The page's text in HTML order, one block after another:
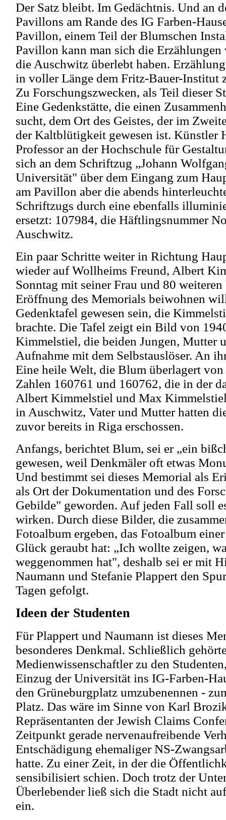
Der Satz bleibt. Im Gedächtnis. Und an
Pavillons am Rande des IG Farben-
Pavillon, einem Teil der Blumschen
Pavillon kann man sich die Erzählungen
die Auschwitz überlebt haben.
in voller Länge dem Fritz-Bauer-Institut
Zu Forschungszwecken, als Teil dieser
Eine Gedenkstätte, die einen
sucht, dem Ort des Geistes, der im
der Kaltblütigkeit gewesen ist. Künstler
Professor an der Hochschule für
sich an dem Schriftzug „Johann
Universität" über dem Eingang zum
am Pavillon aber die abends
Schriftzugs durch eine ebenfalls
ersetzt: 107984, die Häftlingsnummer
Auschwitz.
Ein paar Schritte weiter in Richtung
wieder auf Wollheims Freund, Albert
Sonntag mit seiner Frau und 80
Eröffnung des Memorials beiwohnen
Gedenktafel gewesen sein, die
brachte. Die Tafel zeigt ein Bild von
Kimmelstiel, die beiden Jungen, Mutter
Aufnahme mit dem Selbstauslöser. An
Eine heile Welt, die Blum überlagert
Zahlen 160761 und 160762, die in der
Albert Kimmelstiel und Max
in Auschwitz, Vater und Mutter hatten
zuvor bereits in Riga erschossen.
Anfangs, berichtet Blum, sei er „ein
gewesen, weil Denkmäler oft etwas
Und bestimmt sei dieses Memorial als
als Ort der Dokumentation und des
Gebilde" geworden. Auf jeden Fall soll
wirken. Durch diese Bilder, die
Fotoalbum ergeben, das Fotoalbum
Glück geraubt hat: „Ich wollte zeigen,
weggenommen hat", deshalb sei er mit
Naumann und Stefanie Plappert den
Tagen gefolgt.
Ideen der Studenten
Für Plappert und Naumann ist dieses
besonderes Denkmal. Schließlich
Medienwissenschaftler zu den
Einzug der Universität ins IG-Farben-
den Grüneburgplatz umzubenennen -
Platz. Das wäre im Sinne von Karl
Repräsentanten der Jewish Claims
Zeitpunkt gerade nervenaufreibende
Entschädigung ehemaliger NS-
hatte. Zu einer Zeit, in der die
sensibilisiert schien. Doch trotz der
Überlebender ließ sich die Stadt nicht
ein.